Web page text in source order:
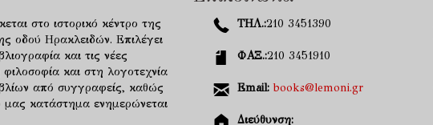
στο ιστορικό κέντρο της
οδού Ηρακλειδών. Επιλέγει
και τις νέες
και στη λογοτεχνία
από συγγραφείς, καθώς
μας κατάστημα ενημερώνεται
ΤΗΛ.:210 3451390
ΦΑΞ.:210 3451910
Email: books@lemoni.gr
Διεύθυνση: